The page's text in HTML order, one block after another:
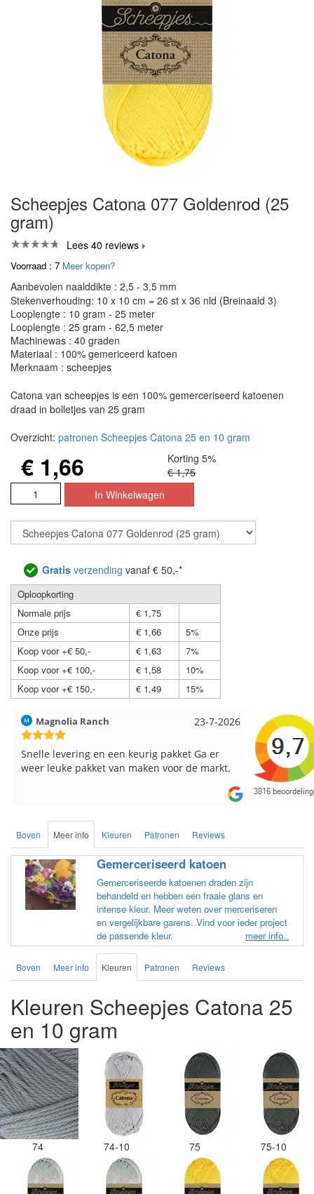
Scheepjes Catona 077 Goldenrod (25
gram)
Lees 40 reviews
Voorraad : 7 Meer kopen?
Aanbevolen naalddikte : 2,5 - 3,5 mm
Stekenverhouding: 10 x 10 cm = 26 st x 36 nld (Breinaald 3)
Looplengte : 10 gram - 25 meter
Looplengte : 25 gram - 62,5 meter
Machinewas : 40 graden
Materiaal : 100% gemericeerd katoen
Merknaam : scheepjes
Catona van scheepjes is een 100% gemerceriseerd katoenen
draad in bolletjes van 25 gram
Overzicht: patronen Scheepjes Catona 25 en 10 gram
€ 1,66
Korting 5%
€ 1,75
Gratis verzending vanaf € 50,-*
Oploopkorting
Normale prijs
€ 1,75
Onze prijs
€ 1,66
5%
Koop voor +€ 50,-
€ 1,63
7%
Koop voor +€ 100,-
€ 1,58
10%
Koop voor +€ 150,-
€ 1,49 15%
17-7-2026
Hilde uit Loyers
Reeds meerdere keren breigaren en
breinaalden besteld, altijd heel tevreden over
Loes uit
Snelle
Boven Meer info Kleuren Patronen Reviews
Gemerceriseerd katoen
Gemerceriseerde katoenen draden zijn
behandeld en hebben een fraaie glans en
intense kleur. Meer weten over merceriseren
en vergelijkbare garens. Vind voor ieder project
de passende kleur.
meer info..
Boven Meer info Kleuren Patronen Reviews
Kleuren Scheepjes Catona 25
en 10 gram
74 74-10 75 75-10